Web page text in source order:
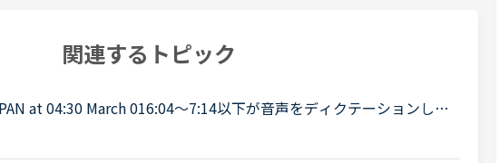
関連するトピック
at 04:30 March 016:04～7:14以下が音声をディクテーションした
されてしまったので、このトピック自体をスルーしてください。A
of ...